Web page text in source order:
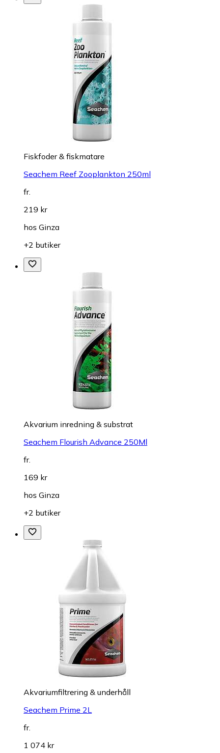
Fiskfoder & fiskmatare
Seachem Reef Zooplankton 250ml
fr.
219 kr
hos Ginza
+2 butiker
Akvarium inredning & substrat
Seachem Flourish Advance 250Ml
fr.
169 kr
hos Ginza
+2 butiker
Akvariumfiltrering & underhåll
Seachem Prime 2L
fr.
1 074 kr